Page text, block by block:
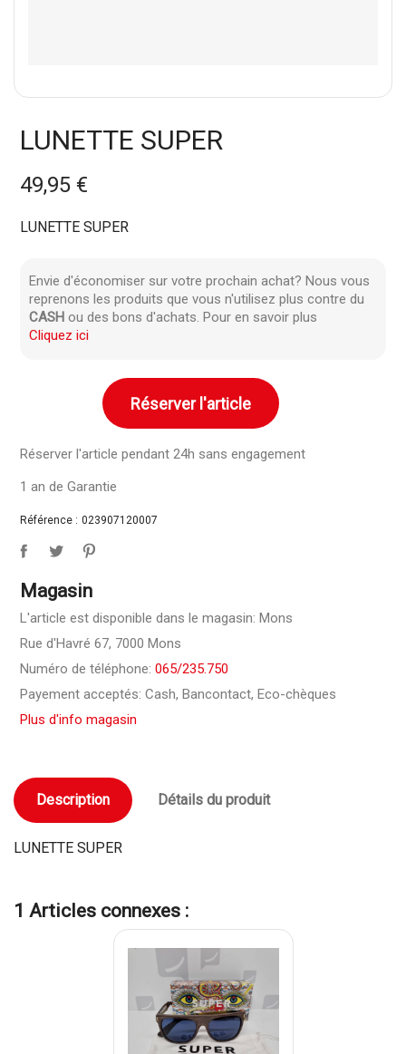
LUNETTE SUPER
49,95 €
LUNETTE SUPER
Envie d'économiser sur votre prochain achat? Nous vous
reprenons les produits que vous n'utilisez plus contre du
CASH ou des bons d'achats. Pour en savoir plus
Cliquez ici
Réserver l'article
Réserver l'article pendant 24h sans engagement
1 an de Garantie
Référence : 023907120007
Magasin
L'article est disponible dans le magasin: Mons
Rue d'Havré 67, 7000 Mons
Numéro de téléphone:065/235.750
Payement acceptés: Cash, Bancontact, Eco-chèques
Plus d'info magasin
Description Détails du produit
LUNETTE SUPER
1 Articles connexes :